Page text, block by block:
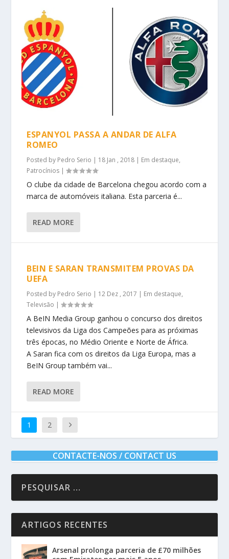
ESPANYOL PASSA A ANDAR DE ALFA
ROMEO
Posted by Pedro Serio | 18 Jan , 2018 | Em destaque,
Patrocínios |
O clube da cidade de Barcelona chegou acordo com a
marca de automóveis italiana. Esta parceria é...
READ MORE
BEIN E SARAN TRANSMITEM PROVAS DA
UEFA
Posted by Pedro Serio | 12 Dez , 2017 | Em destaque,
Televisão |
A BeIN Media Group ganhou o concurso dos direitos
televisivos da Liga dos Campeões para as próximas
três épocas, no Médio Oriente e Norte de África.
A Saran fica com os direitos da Liga Europa, mas a
BeIN Group também vai...
READ MORE
1 2
CONTACTE-NOS / CONTACT US
ARTIGOS RECENTES
Arsenal prolonga parceria de £70 milhões